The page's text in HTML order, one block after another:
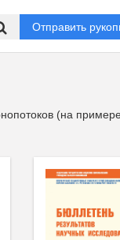
Отправить
(на